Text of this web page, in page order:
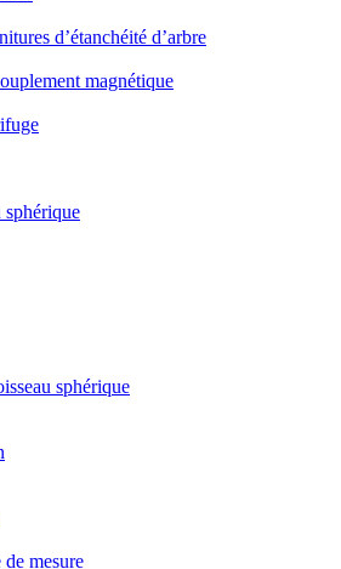
d’étanchéité d’arbre
magnétique
sphérique
sphérique
mesure